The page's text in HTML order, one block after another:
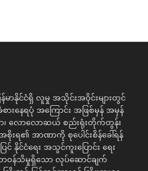
နိုင်ငံရှိ လူမှု အသိုင်းအဝိုင်းများတွင်
ားနေရပုံ အကြောင်း အဖြစ်မှန် အမှန်
၊ လောလောဆယ် စည်းရုံးတိုက်တွန်း
စိုးရ၏ အာဏာကို စုပေါင်းစိန်ခေါ်ရန်
နိုင်ငံရေး အသွင်ကူးပြောင်း ရေး
ဝန်သိမှုရှိသော လုပ်ဆောင်ချက်